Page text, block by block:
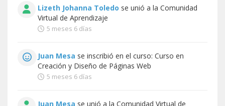
Lizeth Johanna Toledo se unió a la Comunidad
Virtual de Aprendizaje
5 meses 6 días
Juan Mesa se inscribió en el curso: Curso en
Creación y Diseño de Páginas Web
5 meses 6 días
Juan Mesa se unió a la Comunidad Virtual de